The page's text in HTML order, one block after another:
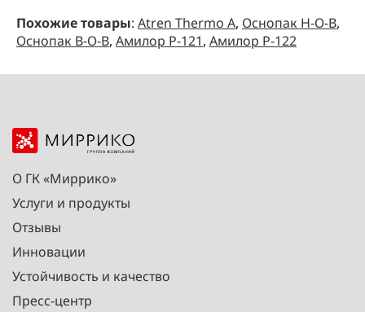
Похожие товары: Atren Thermo A, Оснопак Н-О-В,
Оснопак В-О-В, Амилор Р-121, Амилор Р-122
О ГК «Миррико»
Услуги и продукты
Отзывы
Инновации
Устойчивость и качество
Пресс-центр